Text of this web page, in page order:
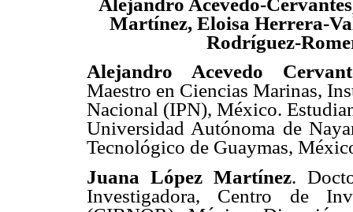
Alejandro Acevedo-
Martínez, Eloisa Herrera-
Rodríguez-
Alejandro Acevedo
Maestro en Ciencias Marinas,
Nacional (IPN), México.
Universidad Autónoma de
Tecnológico de Guaymas,
Juana López Martínez.
Investigadora, Centro de